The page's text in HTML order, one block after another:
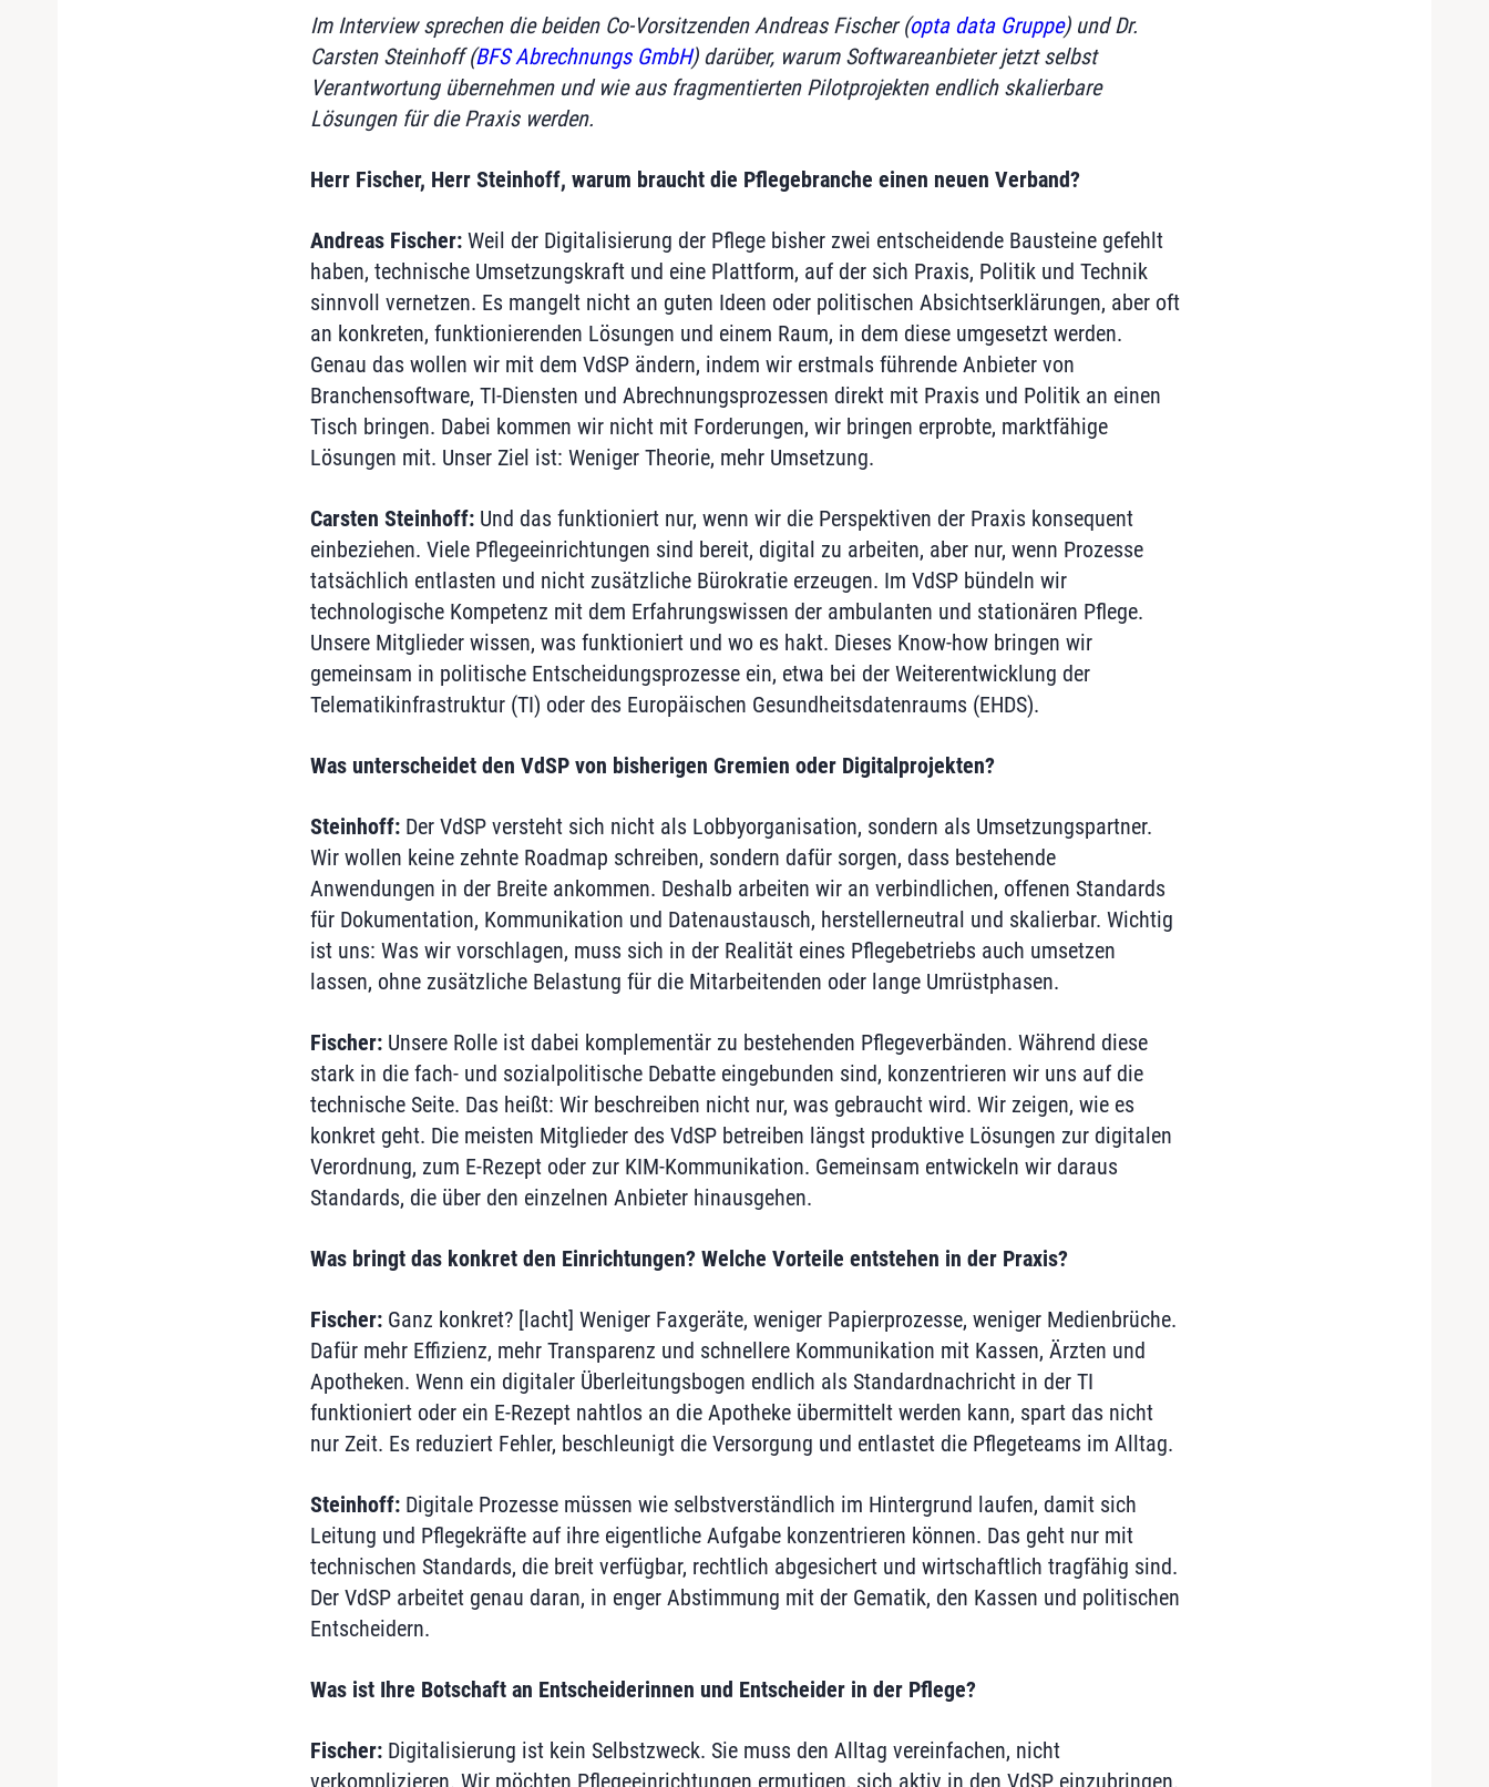
Im Interview sprechen die beiden Co-Vorsitzenden Andreas Fischer (opta data Gruppe) und Dr.
Carsten Steinhoff (BFS Abrechnungs GmbH) darüber, warum Softwareanbieter jetzt selbst
Verantwortung übernehmen und wie aus fragmentierten Pilotprojekten endlich skalierbare
Lösungen für die Praxis werden.
Herr Fischer, Herr Steinhoff, warum braucht die Pflegebranche einen neuen Verband?
Andreas Fischer:Weil der Digitalisierung der Pflege bisher zwei entscheidende Bausteine gefehlt
haben, technische Umsetzungskraft und eine Plattform, auf der sich Praxis, Politik und Technik
sinnvoll vernetzen. Es mangelt nicht an guten Ideen oder politischen Absichtserklärungen, aber oft
an konkreten, funktionierenden Lösungen und einem Raum, in dem diese umgesetzt werden.
Genau das wollen wir mit dem VdSP ändern, indem wir erstmals führende Anbieter von
Branchensoftware, TI-Diensten und Abrechnungsprozessen direkt mit Praxis und Politik an einen
Tisch bringen. Dabei kommen wir nicht mit Forderungen, wir bringen erprobte, marktfähige
Lösungen mit. Unser Ziel ist: Weniger Theorie, mehr Umsetzung.
Carsten Steinhoff:Und das funktioniert nur, wenn wir die Perspektiven der Praxis konsequent
einbeziehen. Viele Pflegeeinrichtungen sind bereit, digital zu arbeiten, aber nur, wenn Prozesse
tatsächlich entlasten und nicht zusätzliche Bürokratie erzeugen. Im VdSP bündeln wir
technologische Kompetenz mit dem Erfahrungswissen der ambulanten und stationären Pflege.
Unsere Mitglieder wissen, was funktioniert und wo es hakt. Dieses Know-how bringen wir
gemeinsam in politische Entscheidungsprozesse ein, etwa bei der Weiterentwicklung der
Telematikinfrastruktur (TI) oder des Europäischen Gesundheitsdatenraums (EHDS).
Was unterscheidet den VdSP von bisherigen Gremien oder Digitalprojekten?
Steinhoff:Der VdSP versteht sich nicht als Lobbyorganisation, sondern als Umsetzungspartner.
Wir wollen keine zehnte Roadmap schreiben, sondern dafür sorgen, dass bestehende
Anwendungen in der Breite ankommen. Deshalb arbeiten wir an verbindlichen, offenen Standards
für Dokumentation, Kommunikation und Datenaustausch, herstellerneutral und skalierbar. Wichtig
ist uns: Was wir vorschlagen, muss sich in der Realität eines Pflegebetriebs auch umsetzen
lassen, ohne zusätzliche Belastung für die Mitarbeitenden oder lange Umrüstphasen.
Fischer:Unsere Rolle ist dabei komplementär zu bestehenden Pflegeverbänden. Während diese
stark in die fach- und sozialpolitische Debatte eingebunden sind, konzentrieren wir uns auf die
technische Seite. Das heißt: Wir beschreiben nicht nur, was gebraucht wird. Wir zeigen, wie es
konkret geht. Die meisten Mitglieder des VdSP betreiben längst produktive Lösungen zur digitalen
Verordnung, zum E-Rezept oder zur KIM-Kommunikation. Gemeinsam entwickeln wir daraus
Standards, die über den einzelnen Anbieter hinausgehen.
Was bringt das konkret den Einrichtungen? Welche Vorteile entstehen in der Praxis?
Fischer:Ganz konkret? [lacht] Weniger Faxgeräte, weniger Papierprozesse, weniger Medienbrüche.
Dafür mehr Effizienz, mehr Transparenz und schnellere Kommunikation mit Kassen, Ärzten und
Apotheken. Wenn ein digitaler Überleitungsbogen endlich als Standardnachricht in der TI
funktioniert oder ein E-Rezept nahtlos an die Apotheke übermittelt werden kann, spart das nicht
nur Zeit. Es reduziert Fehler, beschleunigt die Versorgung und entlastet die Pflegeteams im Alltag.
Steinhoff:Digitale Prozesse müssen wie selbstverständlich im Hintergrund laufen, damit sich
Leitung und Pflegekräfte auf ihre eigentliche Aufgabe konzentrieren können. Das geht nur mit
technischen Standards, die breit verfügbar, rechtlich abgesichert und wirtschaftlich tragfähig sind.
Der VdSP arbeitet genau daran, in enger Abstimmung mit der Gematik, den Kassen und politischen
Entscheidern.
Was ist Ihre Botschaft an Entscheiderinnen und Entscheider in der Pflege?
Fischer:Digitalisierung ist kein Selbstzweck. Sie muss den Alltag vereinfachen, nicht